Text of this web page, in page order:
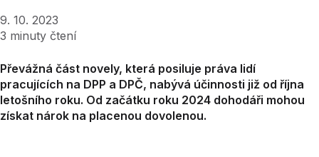
9. 10. 2023
3 minuty čtení
Převážná část novely, která posiluje práva lidí
pracujících na DPP a DPČ, nabývá účinnosti již od října
letošního roku. Od začátku roku 2024 dohodáři mohou
získat nárok na placenou dovolenou.